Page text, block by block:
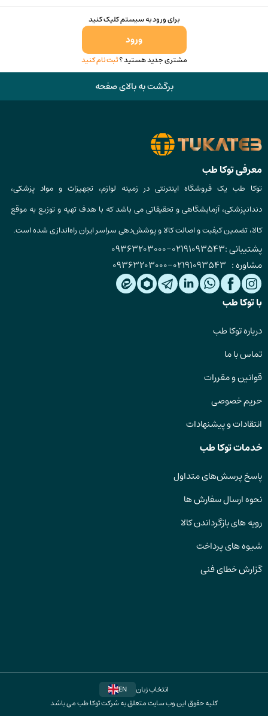
برای ورود به سیستم کلیک کنید
ورود
مشتری جدید هستید ؟ثبت نام کنید
برگشت به بالای صفحه
معرفی توکا طب
توکا طب یک فروشگاه اینترنتی در زمینه لوازم، تجهیزات و مواد پزشکی،
دندانپزشکی، آزمایشگاهی و تحقیقاتی می باشد که با هدف تهیه و توزیع به موقع
کالا، تضمین کیفیت و اصالت کالا و پوشش‌دهی سراسر ایران راه‌اندازی شده است.
پشتیبانی :02191093543
-
09363203000
مشاوره : 02191093543
-
09363203000
با توکا طب
درباره توکا طب
تماس با ما
قوانین و مقررات
حریم خصوصی
انتقادات و پیشنهادات
خدمات توکا طب
پاسخ پرسش‌های متداول
نحوه ارسال سفارش ها
رویه های بازگرداندن کالا
شیوه های پرداخت
گزارش خطای فنی
انتخاب زبان
EN
کلیه حقوق این وب سایت متعلق به شرکت توکا طب می باشد